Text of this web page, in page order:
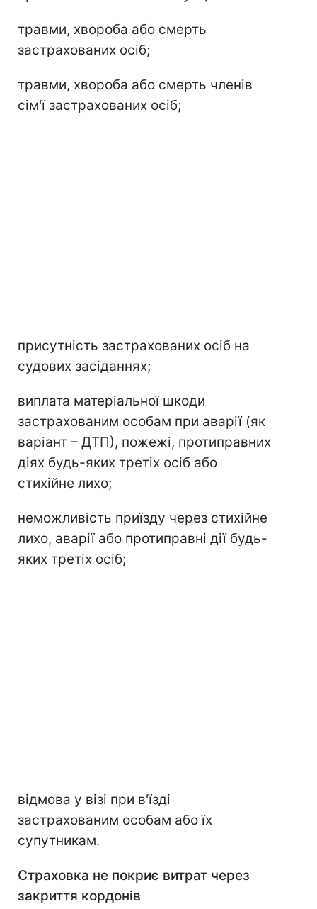
травми, хвороба або смерть
застрахованих осіб;
травми, хвороба або смерть членів
сім'ї застрахованих осіб;
присутність застрахованих осіб на
судових засіданнях;
виплата матеріальної шкоди
застрахованим особам при аварії (як
варіант – ДТП), пожежі, протиправних
діях будь-яких третіх осіб або
стихійне лихо;
неможливість приїзду через стихійне
лихо, аварії або протиправні дії будь-
яких третіх осіб;
відмова у візі при в'їзді
застрахованим особам або їх
супутникам.
Страховка не покриє витрат через
закриття кордонів